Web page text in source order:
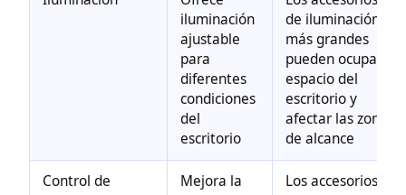
iluminación
ajustable
para
diferentes
condiciones
del
escritorio
de iluminación
más grandes
pueden ocupar
espacio del
escritorio y
afectar las zonas
de alcance
Control de
Mejora la
Los accesorios